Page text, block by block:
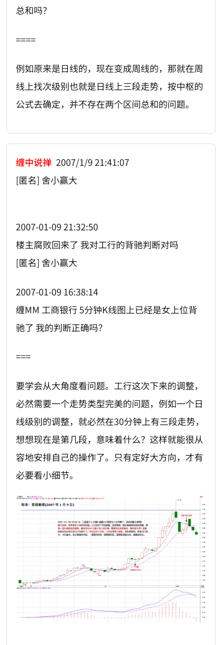
总和吗？
====
例如原来是日线的，现在变成周线的，那就在周
线上找次级别也就是日线上三段走势，按中枢的
公式去确定，并不存在两个区间总和的问题。
缠中说禅 2007/1/9 21:41:07
[匿名] 舍小赢大
2007-01-09 21:32:50
楼主腐败回来了 我对工行的背驰判断对吗
[匿名] 舍小赢大
2007-01-09 16:38:14
缠MM 工商银行 5分钟K线图上已经是女上位背
驰了 我的判断正确吗？
===
要学会从大角度看问题。工行这次下来的调整，
必然需要一个走势类型完美的问题，例如一个日
线级别的调整，就必然在30分钟上有三段走势，
想想现在是第几段，意味着什么？这样就能很从
容地安排自己的操作了。只有定好大方向，才有
必要看小细节。